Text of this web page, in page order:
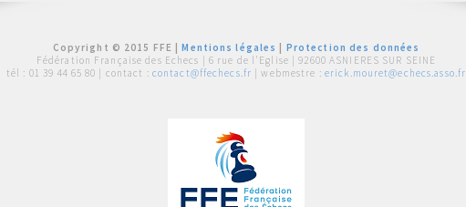
Copyright © 2015 FFE |Mentions légales
Protection des données
Fédération Française des Echecs | 6 rue de l'Eglise | 92600 ASNIERES SUR SEINE
tél : 01 39 44 65 80 | contact : contact@ffechecs.fr | webmestre : erick.mouret@echecs.asso.fr